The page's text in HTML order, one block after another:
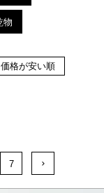
物
価格が安い順
7